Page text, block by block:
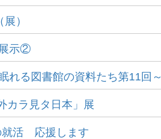
）
示②
る図書館の資料たち第11回～
カラ見タ日本」展
就活 応援します